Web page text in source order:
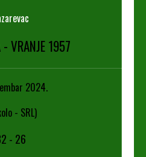
- VRANJE 1957
2024.
- SRL)
- 26